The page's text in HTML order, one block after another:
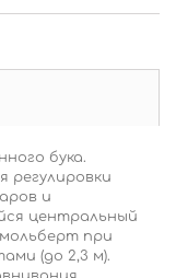
бука.
регулировки
и
центральный
при
(до 2,3 м).